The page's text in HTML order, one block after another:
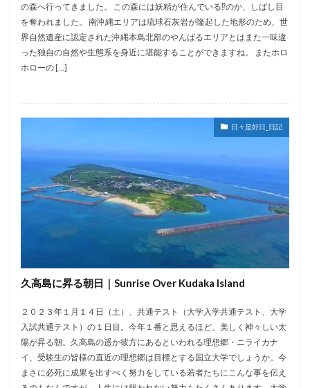
の森へ行ってきました。 この森には妖精が住んでいる⁉のか、しばし目
を奪われました。 南沖縄エリアは琉球石灰岩が隆起した地形のため、世
界自然遺産に認定された沖縄本島北部のやんばるエリアとはまた一味違
った独自の自然や生態系を身近に堪能することができますね。 またホロ
ホローの […]
日々是好日_日記
久高島に昇る朝日｜Sunrise Over Kudaka Island
２０２３年１月１４日（土）、共通テスト（大学入学共通テスト、大学
入試共通テスト）の１日目。今年１番と思えるほど、美しく神々しい太
陽が昇る朝。久高島の遥か彼方にあるといわれる理想郷・ニライカナ
イ、受験生の皆様の直近の理想郷は目標とする国立大学でしょうか。今
まさに必死に成果を出すべく努力をしている若者たちにこんな事を伝え